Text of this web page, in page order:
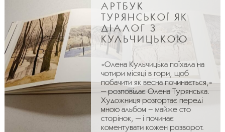
АРТБУК
ТУРЯНСЬКОЇ ЯК
ДІАЛОГ З
КУЛЬЧИЦЬКОЮ
«Олена Кульчицька поїхала на
чотири місяці в гори, щоб
побачити як весна починається,»
— розповідає Олена Турянська.
Художниця розгортає переді
мною альбом – майже сто
сторінок, — і починає
коментувати кожен розворот.